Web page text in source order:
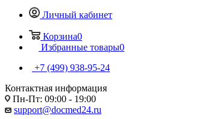
Личный кабинет
Корзина0
Избранные товары0
+7 (499) 938-95-24
Контактная информация
Пн-Пт: 09:00 - 19:00
support@docmed24.ru